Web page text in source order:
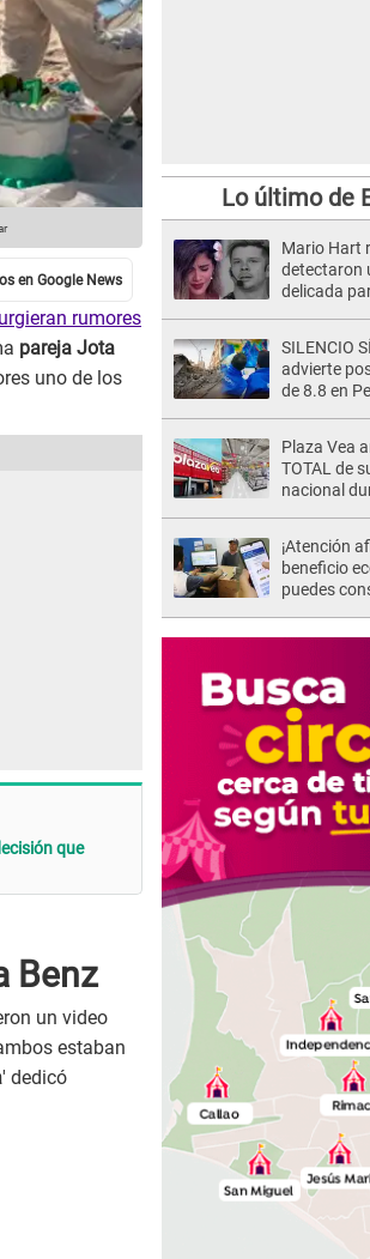
rumores
pareja Jota
uno de los
que
Benz
un video
estaban
' dedicó
Lo último de
Mario Hart
detectaron
delicada
muy
SILENCIO
advierte
de 8.8 en
Plaza Vea
TOTAL de
nacional
¡Atención
beneficio
puedes